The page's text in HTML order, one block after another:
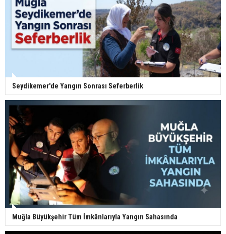
Seydikemer'de Yangın Sonrası Seferberlik
Muğla Büyükşehir Tüm İmkânlarıyla Yangın Sahasında